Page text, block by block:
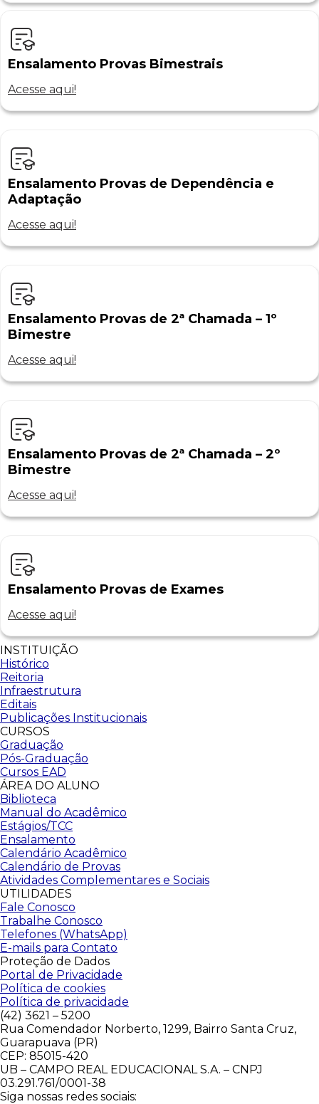
Ensalamento Provas Bimestrais
Acesse aqui!
Ensalamento Provas de Dependência e
Adaptação
Acesse aqui!
Ensalamento Provas de 2ª Chamada – 1º
Bimestre
Acesse aqui!
Ensalamento Provas de 2ª Chamada – 2º
Bimestre
Acesse aqui!
Ensalamento Provas de Exames
Acesse aqui!
INSTITUIÇÃO
Histórico
Reitoria
Infraestrutura
Editais
Publicações Institucionais
CURSOS
Graduação
Pós-Graduação
Cursos EAD
ÁREA DO ALUNO
Biblioteca
Manual do Acadêmico
Estágios/TCC
Ensalamento
Calendário Acadêmico
Calendário de Provas
Atividades Complementares e Sociais
UTILIDADES
Fale Conosco
Trabalhe Conosco
Telefones (WhatsApp)
E-mails para Contato
Proteção de Dados
Portal de Privacidade
Política de cookies
Política de privacidade
(42) 3621 – 5200
Rua Comendador Norberto, 1299, Bairro Santa Cruz,
Guarapuava (PR)
CEP: 85015-420
UB – CAMPO REAL EDUCACIONAL S.A. – CNPJ
03.291.761/0001-38
Siga nossas redes sociais: